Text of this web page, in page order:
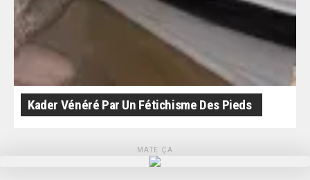
Kader Vénéré Par Un Fétichisme Des Pieds
MATE ÇA